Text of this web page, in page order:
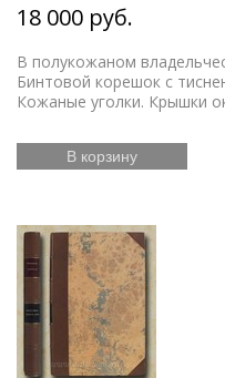
18 000 руб.
В полукожаном
Бинтовой корешок с
Кожаные уголки. Крышки
В корзину